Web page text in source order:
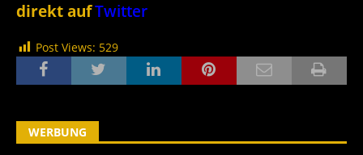
direkt aufTwitter
Post Views: 529
WERBUNG